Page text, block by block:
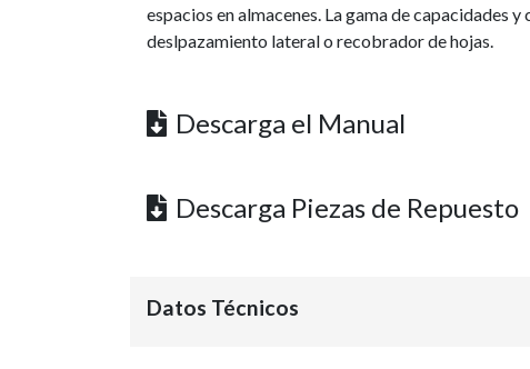
espacios en almacenes. La gama de capacidades
deslpazamiento lateral o recobrador de hojas.
Descarga el Manual
Descarga Piezas de Repuesto
Datos Técnicos